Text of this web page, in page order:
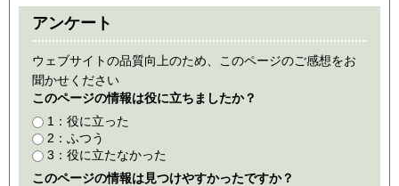
アンケート
ウェブサイトの品質向上のため、このページのご感想をお
聞かせください
このページの情報は役に立ちましたか？
1：役に立った
2：ふつう
3：役に立たなかった
このページの情報は見つけやすかったですか？